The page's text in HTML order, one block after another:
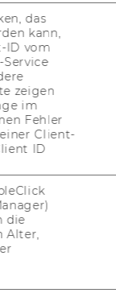
project
das
kann,
ID vom
Service
zeigen
im
Fehler
Client-
ID
die
Alter,